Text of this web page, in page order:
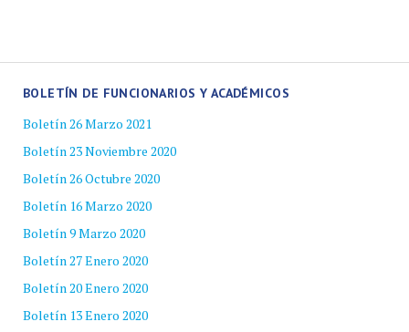
BOLETÍN DE FUNCIONARIOS Y ACADÉMICOS
Boletín 26 Marzo 2021
Boletín 23 Noviembre 2020
Boletín 26 Octubre 2020
Boletín 16 Marzo 2020
Boletín 9 Marzo 2020
Boletín 27 Enero 2020
Boletín 20 Enero 2020
Boletín 13 Enero 2020